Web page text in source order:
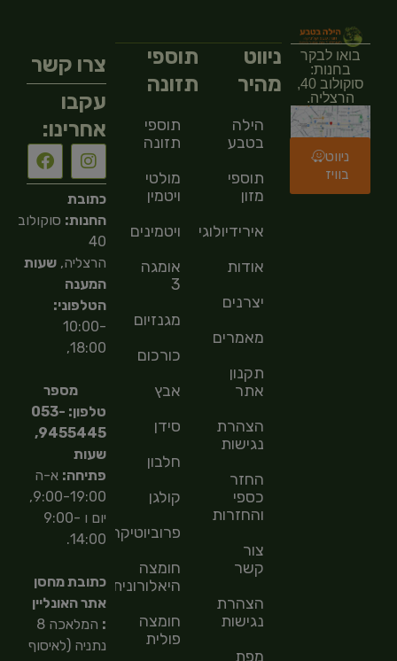
בואו לבקר
בחנות:
סוקולוב 40,
הרצליה.
ניווט
בוויז
ניווט
מהיר
הילה
בטבע
תוספי
מזון
אירידיולוגיה
אודות
יצרנים
מאמרים
תקנון
אתר
הצהרת
נגישות
החזר
כספי
והחזרות
צור
קשר
הצהרת
נגישות
מפת
תוספי
תזונה
תוספי
תזונה
מולטי
ויטמין
ויטמינים
אומגה
3
מגנזיום
כורכום
אבץ
סידן
חלבון
קולגן
פרוביוטיקה
חומצה
היאלורונית
חומצה
פולית
צרו קשר
עקבו
אחרינו:
כתובת
החנות: סוקולוב
40
הרצליה,שעות
המענה
הטלפוני:
10:00-
18:00,
מספר
טלפון: 053-
9455445,
שעות
פתיחה: א-ה
9:00-19:00,
יום ו 9:00-
14:00.
כתובת מחסן
אתר האונליין
:
המלאכה 8
נתניה (לאיסוף